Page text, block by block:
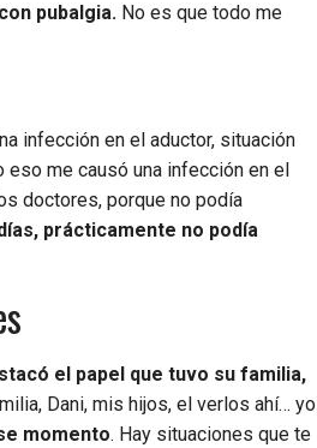
pubalgia. No es que todo me
infección en el aductor, situación
me causó una infección en el
doctores, porque no podía
prácticamente no podía
el papel que tuvo su familia,
Dani, mis hijos, el verlos ahí… yo
momento. Hay situaciones que te